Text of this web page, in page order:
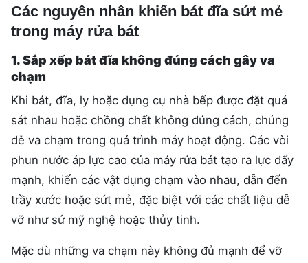
Các nguyên nhân khiến bát đĩa sứt mẻ
trong máy rửa bát
1. Sắp xếp bát đĩa không đúng cách gây va
chạm
Khi bát, đĩa, ly hoặc dụng cụ nhà bếp được đặt quá
sát nhau hoặc chồng chất không đúng cách, chúng
dễ va chạm trong quá trình máy hoạt động. Các vòi
phun nước áp lực cao của máy rửa bát tạo ra lực đẩy
mạnh, khiến các vật dụng chạm vào nhau, dẫn đến
trầy xước hoặc sứt mẻ, đặc biệt với các chất liệu dễ
vỡ như sứ mỹ nghệ hoặc thủy tinh.
Mặc dù những va chạm này không đủ mạnh để vỡ